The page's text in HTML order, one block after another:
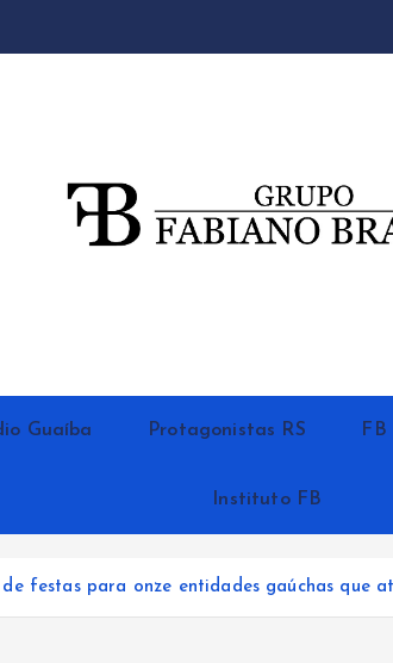
Guaíba Protagonistas RS
Instituto FB
festas para onze entidades gaúchas que